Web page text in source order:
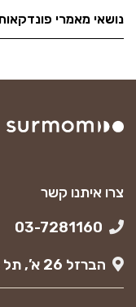
נושאי מאמרי
צרו איתנו קשר
הברזל 26 א’, תל אביב